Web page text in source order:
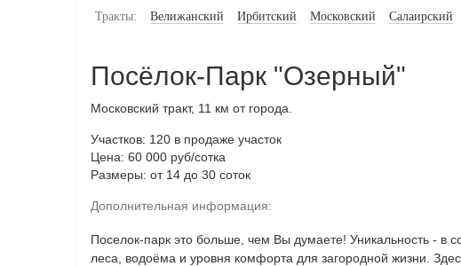
Тракты: Велижанский Ирбитский Московский Салаирский
Посёлок-Парк "Озерный"
Московский тракт, 11 км от города.
Участков: 120 в продаже участок
Цена: 60 000 руб/сотка
Размеры: от 14 до 30 соток
Дополнительная информация:
Поселок-парк это больше, чем Вы думаете! Уникальность - в
леса, водоёма и уровня комфорта для загородной жизни.